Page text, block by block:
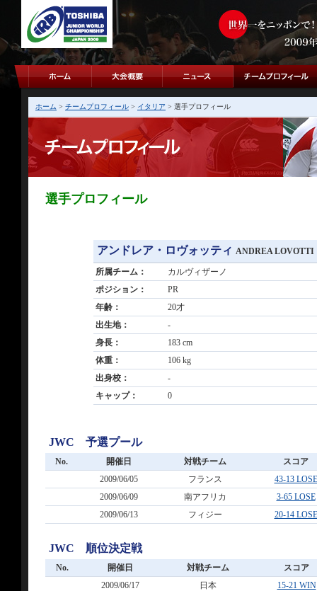
ホーム > チームプロフィール > イタリア > 選手プロフィール
選手プロフィール
アンドレア・ロヴォッティ ANDREA LOVOTTI
所属チーム：
カルヴィザーノ
ポジション：
PR
年齢：
20才
出生地：
-
身長：
183 cm
体重：
106 kg
出身校：
-
キャップ：
0
JWC 予選プール
No. 開催日 対戦チーム
スコア
2009/06/05
フランス
43-13 LOSE
2009/06/09
南アフリカ
3-65 LOSE
2009/06/13
フィジー 20-14 LOSE
JWC 順位決定戦
No. 開催日 対戦チーム
スコア
2009/06/17
日本
15-21 WIN